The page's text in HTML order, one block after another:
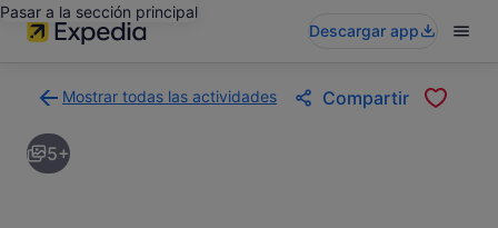
Pasar a la sección principal
Descargar app
Mostrar todas las actividades
a
la
página
Compartir
5+